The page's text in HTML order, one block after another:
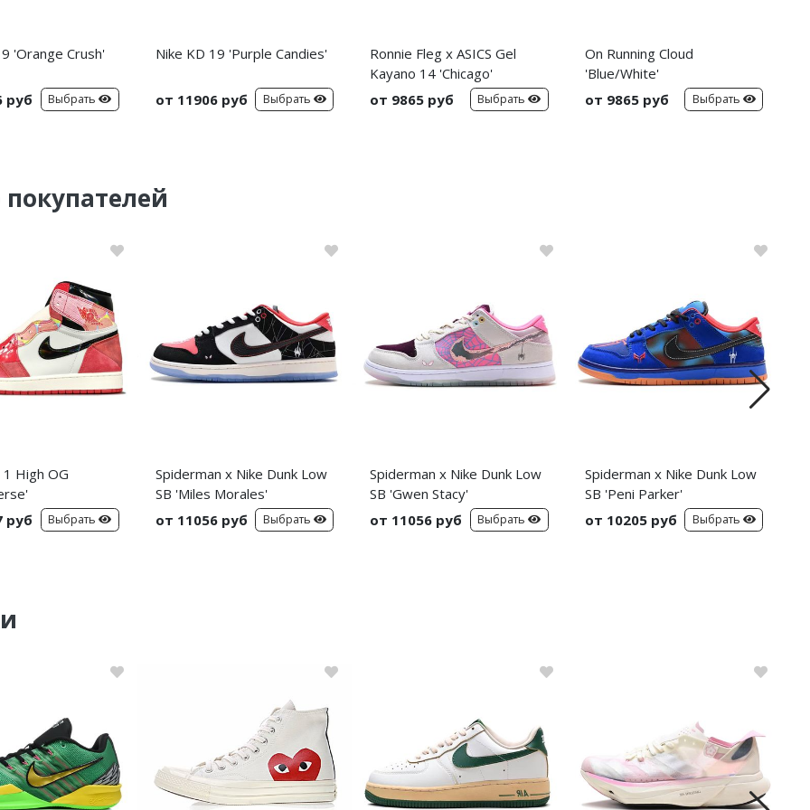
'Orange Crush'
руб Выбрать
Nike KD 19 'Purple Candies'
от 11906 руб Выбрать
Ronnie Fleg x ASICS Gel
Kayano 14 'Chicago'
от 9865 руб
Выбрать
On Running Cloud
'Blue/White'
от 9865 руб
Выбрать
1 High OG
руб
Выбрать
Spiderman x Nike Dunk Low
SB 'Miles Morales'
от 11056 руб
Выбрать
Spiderman x Nike Dunk Low
SB 'Gwen Stacy'
от 11056 руб
Выбрать
Spiderman x Nike Dunk Low
SB 'Peni Parker'
от 10205 руб
Выбрать